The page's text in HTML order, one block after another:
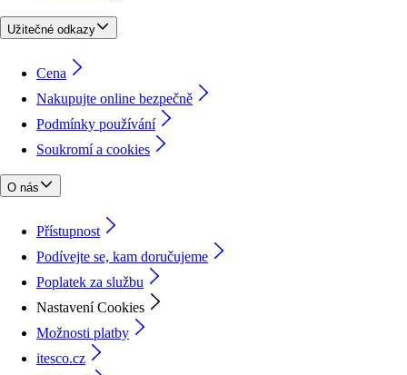
Užitečné odkazy
Cena
Nakupujte online bezpečně
Podmínky používání
Soukromí a cookies
O nás
Přístupnost
Podívejte se, kam doručujeme
Poplatek za službu
Nastavení Cookies
Možnosti platby
itesco.cz